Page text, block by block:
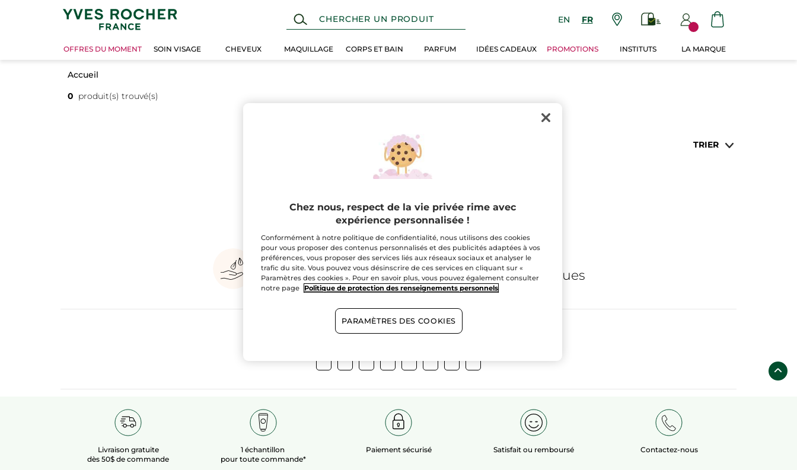
EN FR
OFFRES DU MOMENT SOIN VISAGE CHEVEUX MAQUILLAGE CORPS ET BAIN PARFUM IDÉES CADEAUX PROMOTIONS INSTITUTS LA MARQUE
Accueil
0 produit(s) trouvé(s)
TRIER
100%extraits
végétaux
60 hectares
champs biologiques
Voir plus​
Livraison gratuite
dès 50$ de commande
1 échantillon
pour toute commande*
Paiement sécurisé Satisfait ou remboursé Contactez-nous
Chez nous, respect de la vie privée rime avec
expérience personnalisée !
Conformément à notre politique de confidentialité, nous utilisons des cookies
pour vous proposer des contenus personnalisés et des publicités adaptées à vos
préférences, vous proposer des services liés aux réseaux sociaux et analyser le
trafic du site. Vous pouvez vous désinscrire de ces services en cliquant sur «
Paramètres des cookies ». Pour en savoir plus, vous pouvez également consulter
notre page
Politique de protection des renseignements personnels
PARAMÈTRES DES COOKIES